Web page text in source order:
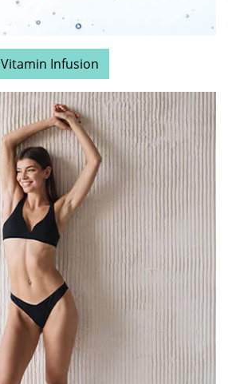
Vitamin Infusion